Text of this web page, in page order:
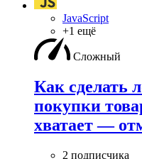
JavaScript
+1 ещё
Сложный
Как сделать
покупки
хватает —
2 подписчика